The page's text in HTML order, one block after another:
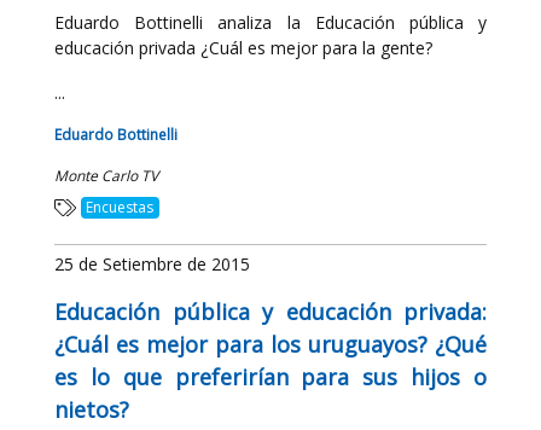
Eduardo Bottinelli analiza la Educación pública y
educación privada ¿Cuál es mejor para la gente?
...
Eduardo Bottinelli
Monte Carlo TV
Encuestas
25 de Setiembre de 2015
Educación pública y educación privada:
¿Cuál es mejor para los uruguayos? ¿Qué
es lo que preferirían para sus hijos o
nietos?